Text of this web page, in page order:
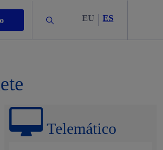
Buscar EU ES
Telemático